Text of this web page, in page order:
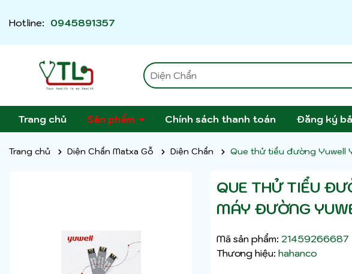
Hotline: 0945891357
Trang chủ Sản phẩm Chính sách thanh toán Đăng ký
Trang chủ Diện Chẩn Matxa Gỗ Diện Chẩn Que thử tiểu đường Yuwell
QUE THỬ TIỂU
MÁY ĐƯỜNG
Mã sản phẩm: 21459266687
Thương hiệu: hahanco